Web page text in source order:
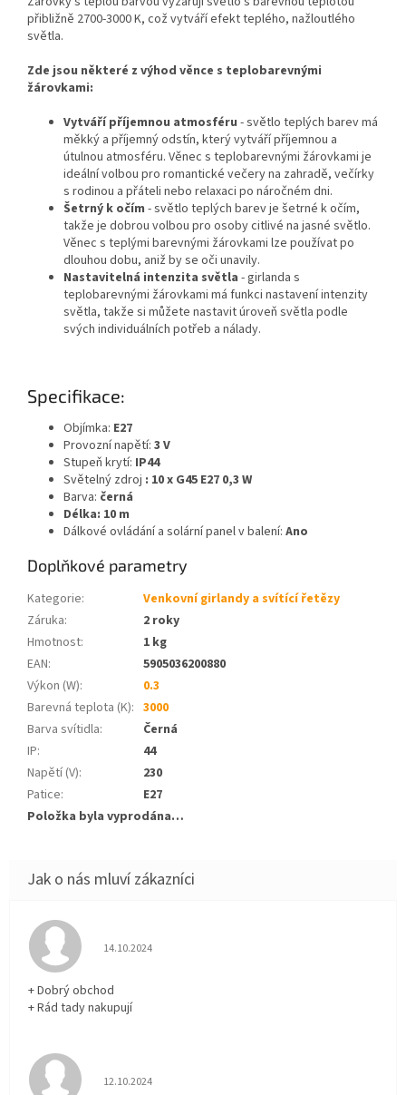
přibližně 2700-3000 K, což vytváří efekt teplého, nažloutlého
světla.
Zde jsou některé z výhod věnce s teplobarevnými
žárovkami:
Vytváří příjemnou atmosféru - světlo teplých barev má
měkký a příjemný odstín, který vytváří příjemnou a
útulnou atmosféru. Věnec s teplobarevnými žárovkami je
ideální volbou pro romantické večery na zahradě, večírky
s rodinou a přáteli nebo relaxaci po náročném dni.
Šetrný k očím - světlo teplých barev je šetrné k očím,
takže je dobrou volbou pro osoby citlivé na jasné světlo.
Věnec s teplými barevnými žárovkami lze používat po
dlouhou dobu, aniž by se oči unavily.
Nastavitelná intenzita světla - girlanda s
teplobarevnými žárovkami má funkci nastavení intenzity
světla, takže si můžete nastavit úroveň světla podle
svých individuálních potřeb a nálady.
Specifikace:
Objímka: E27
Provozní napětí: 3 V
Stupeň krytí: IP44
Světelný zdroj : 10 x G45 E27 0,3 W
Barva: černá
Délka: 10 m
Dálkové ovládání a solární panel v balení: Ano
Doplňkové parametry
Kategorie:
Venkovní girlandy a svítící řetězy
Záruka:
2 roky
Hmotnost:
1 kg
EAN:
5905036200880
Výkon (W):
0.3
Barevná teplota (K): 3000
Barva svítidla:
Černá
IP:
44
Napětí (V):
230
Patice:
E27
Položka byla vyprodána…
Hodnocení obchodu je 5 z 5 hvězdiček.
14.10.2024
+ Dobrý obchod
+ Rád tady nakupují
Hodnocení obchodu je 5 z 5 hvězdiček.
12.10.2024